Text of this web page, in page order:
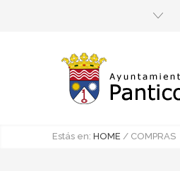
Estás en: HOME / COMPRAS